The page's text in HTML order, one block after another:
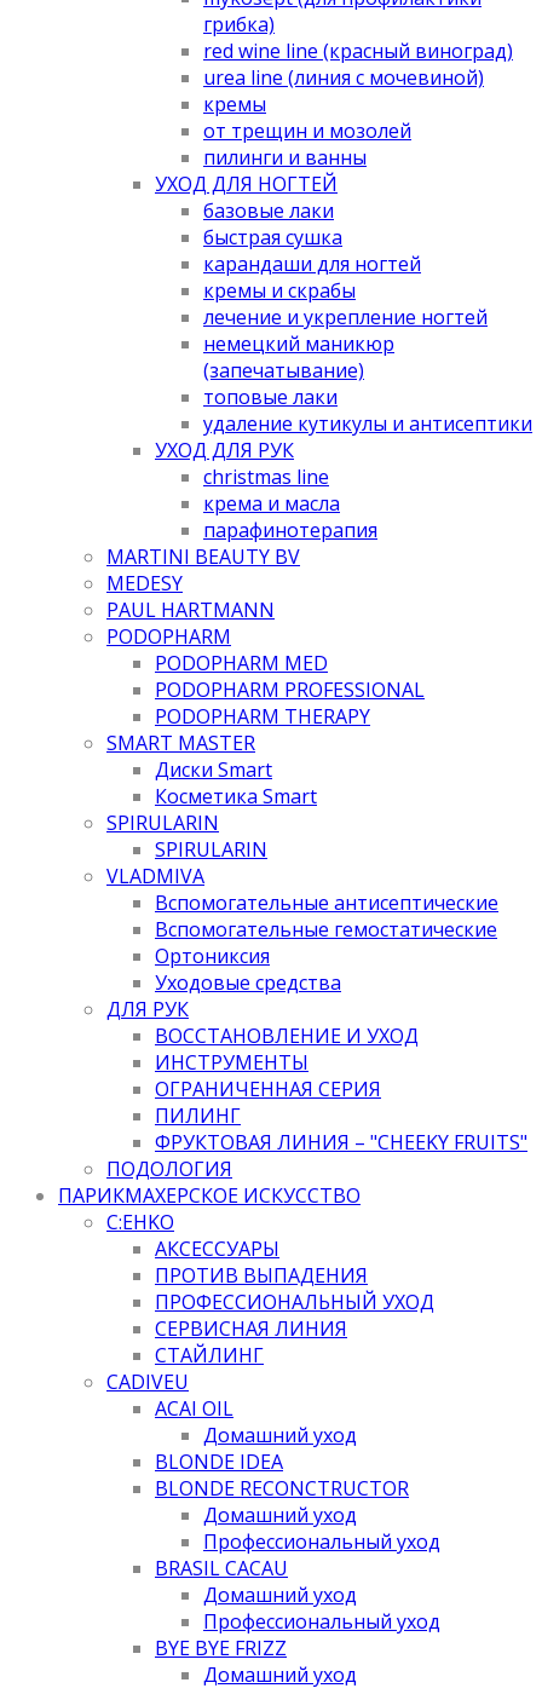
грибка)
red wine line (красный виноград)
urea line (линия с мочевиной)
кремы
от трещин и мозолей
пилинги и ванны
УХОД ДЛЯ НОГТЕЙ
базовые лаки
быстрая сушка
карандаши для ногтей
кремы и скрабы
лечение и укрепление ногтей
немецкий маникюр
(запечатывание)
топовые лаки
удаление кутикулы и антисептики
УХОД ДЛЯ РУК
christmas line
крема и масла
парафинотерапия
MARTINI BEAUTY BV
MEDESY
PAUL HARTMANN
PODOPHARM
PODOPHARM MED
PODOPHARM PROFESSIONAL
PODOPHARM THERAPY
SMART MASTER
Диски Smart
Косметика Smart
SPIRULARIN
SPIRULARIN
VLADMIVA
Вспомогательные антисептические
Вспомогательные гемостатические
Ортониксия
Уходовые средства
ДЛЯ РУК
ВОССТАНОВЛЕНИЕ И УХОД
ИНСТРУМЕНТЫ
ОГРАНИЧЕННАЯ СЕРИЯ
ПИЛИНГ
ФРУКТОВАЯ ЛИНИЯ – "CHEEKY FRUITS"
ПОДОЛОГИЯ
ПАРИКМАХЕРСКОЕ ИСКУССТВО
C:EHKO
АКСЕССУАРЫ
ПРОТИВ ВЫПАДЕНИЯ
ПРОФЕССИОНАЛЬНЫЙ УХОД
СЕРВИСНАЯ ЛИНИЯ
СТАЙЛИНГ
CADIVEU
ACAI OIL
Домашний уход
BLONDE IDEA
BLONDE RECONCTRUCTOR
Домашний уход
Профессиональный уход
BRASIL CACAU
Домашний уход
Профессиональный уход
BYE BYE FRIZZ
Домашний уход